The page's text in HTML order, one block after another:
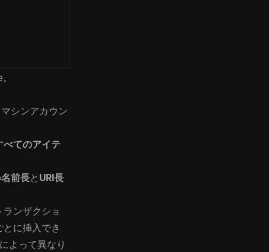
。
シンアカウン
べてのアイテ
名前長と URI長
ンザクショ
に挿入でき
よって異なり